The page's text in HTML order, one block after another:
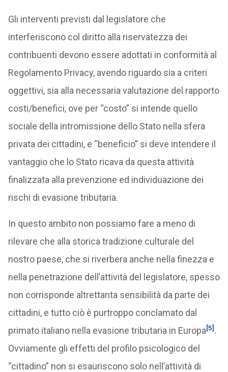
Gli interventi previsti dal legislatore che
interferiscono col diritto alla riservatezza dei
contribuenti devono essere adottati in conformità al
Regolamento Privacy, avendo riguardo sia a criteri
oggettivi, sia alla necessaria valutazione del rapporto
costi/benefici, ove per “costo” si intende quello
sociale della intromissione dello Stato nella sfera
privata dei cittadini, e “beneficio” si deve intendere il
vantaggio che lo Stato ricava da questa attività
finalizzata alla prevenzione ed individuazione dei
rischi di evasione tributaria.
In questo ambito non possiamo fare a meno di
rilevare che alla storica tradizione culturale del
nostro paese, che si riverbera anche nella finezza e
nella penetrazione dell’attività del legislatore, spesso
non corrisponde altrettanta sensibilità da parte dei
cittadini, e tutto ciò è purtroppo conclamato dal
primato italiano nella evasione tributaria in Europa[5] .
Ovviamente gli effetti del profilo psicologico del
“cittadino” non si esauriscono solo nell’attività di